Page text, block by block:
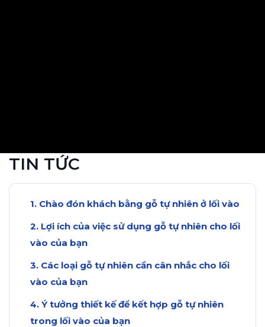
TIN TỨC
Chào đón khách bằng gỗ tự nhiên ở lối vào
Lợi ích của việc sử dụng gỗ tự nhiên cho lối
vào của bạn
Các loại gỗ tự nhiên cần cân nhắc cho lối
vào của bạn
Ý tưởng thiết kế để kết hợp gỗ tự nhiên
trong lối vào của bạn